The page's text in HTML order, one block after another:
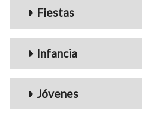
Fiestas
Infancia
Jóvenes